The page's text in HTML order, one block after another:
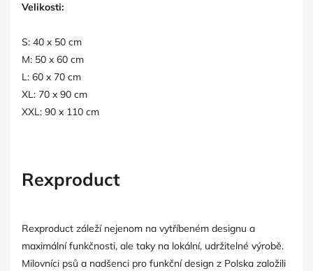
Velikosti:
S: 40 x 50 cm
M: 50 x 60 cm
L: 60 x 70 cm
XL: 70 x 90 cm
XXL: 90 x 110 cm
Rexproduct
Rexproduct záleží nejenom na vytříbeném designu a
maximální funkčnosti, ale taky na lokální, udržitelné výrobě.
Milovníci psů a nadšenci pro funkční design z Polska založili